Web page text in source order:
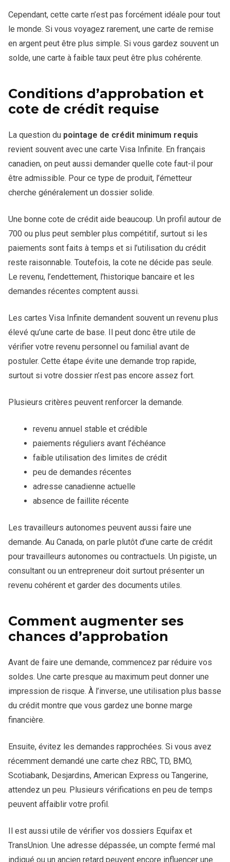
Cependant, cette carte n’est pas forcément idéale pour tout
le monde. Si vous voyagez rarement, une carte de remise
en argent peut être plus simple. Si vous gardez souvent un
solde, une carte à faible taux peut être plus cohérente.
Conditions d’approbation et
cote de crédit requise
La question du pointage de crédit minimum requis
revient souvent avec une carte Visa Infinite. En français
canadien, on peut aussi demander quelle cote faut-il pour
être admissible. Pour ce type de produit, l’émetteur
cherche généralement un dossier solide.
Une bonne cote de crédit aide beaucoup. Un profil autour de
700 ou plus peut sembler plus compétitif, surtout si les
paiements sont faits à temps et si l’utilisation du crédit
reste raisonnable. Toutefois, la cote ne décide pas seule.
Le revenu, l’endettement, l’historique bancaire et les
demandes récentes comptent aussi.
Les cartes Visa Infinite demandent souvent un revenu plus
élevé qu’une carte de base. Il peut donc être utile de
vérifier votre revenu personnel ou familial avant de
postuler. Cette étape évite une demande trop rapide,
surtout si votre dossier n’est pas encore assez fort.
Plusieurs critères peuvent renforcer la demande.
revenu annuel stable et crédible
paiements réguliers avant l’échéance
faible utilisation des limites de crédit
peu de demandes récentes
adresse canadienne actuelle
absence de faillite récente
Les travailleurs autonomes peuvent aussi faire une
demande. Au Canada, on parle plutôt d’une carte de crédit
pour travailleurs autonomes ou contractuels. Un pigiste, un
consultant ou un entrepreneur doit surtout présenter un
revenu cohérent et garder des documents utiles.
Comment augmenter ses
chances d’approbation
Avant de faire une demande, commencez par réduire vos
soldes. Une carte presque au maximum peut donner une
impression de risque. À l’inverse, une utilisation plus basse
du crédit montre que vous gardez une bonne marge
financière.
Ensuite, évitez les demandes rapprochées. Si vous avez
récemment demandé une carte chez RBC, TD, BMO,
Scotiabank, Desjardins, American Express ou Tangerine,
attendez un peu. Plusieurs vérifications en peu de temps
peuvent affaiblir votre profil.
Il est aussi utile de vérifier vos dossiers Equifax et
TransUnion. Une adresse dépassée, un compte fermé mal
indiqué ou un ancien retard peuvent encore influencer une